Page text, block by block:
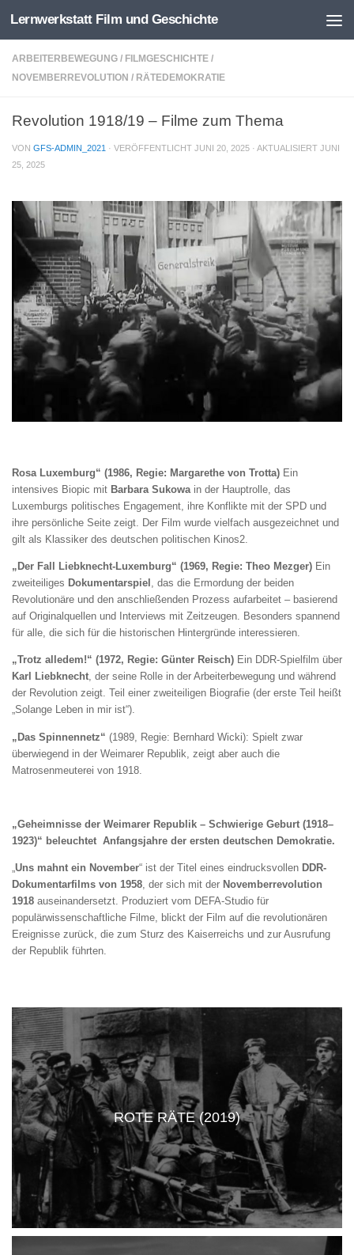
Zum Inhalt springen
Lernwerkstatt Film und Geschichte
ARBEITERBEWEGUNG / FILMGESCHICHTE /
NOVEMBERREVOLUTION / RÄTEDEMOKRATIE
Revolution 1918/19 – Filme zum Thema
VON GFS-ADMIN_2021 · VERÖFFENTLICHT JUNI 20, 2025 · AKTUALISIERT JUNI
25, 2025
Rosa Luxemburg“ (1986, Regie: Margarethe von Trotta) Ein
intensives Biopic mit Barbara Sukowain der Hauptrolle, das
Luxemburgs politisches Engagement, ihre Konflikte mit der SPD und
ihre persönliche Seite zeigt. Der Film wurde vielfach ausgezeichnet und
gilt als Klassiker des deutschen politischen Kinos2.
„Der Fall Liebknecht-Luxemburg“ (1969, Regie: Theo Mezger) Ein
zweiteiliges Dokumentarspiel , das die Ermordung der beiden
Revolutionäre und den anschließenden Prozess aufarbeitet – basierend
auf Originalquellen und Interviews mit Zeitzeugen. Besonders spannend
für alle, die sich für die historischen Hintergründe interessieren.
„Trotz alledem!“ (1972, Regie: Günter Reisch) Ein DDR-Spielfilm über
Karl Liebknecht, der seine Rolle in der Arbeiterbewegung und während
der Revolution zeigt. Teil einer zweiteiligen Biografie (der erste Teil heißt
„Solange Leben in mir ist“).
„Das Spinnennetz“ (1989, Regie: Bernhard Wicki): Spielt zwar
überwiegend in der Weimarer Republik, zeigt aber auch die
Matrosenmeuterei von 1918.
„Geheimnisse der Weimarer Republik – Schwierige Geburt (1918–
1923)“ beleuchtet Anfangsjahre der ersten deutschen Demokratie.
„Uns mahnt ein November“ ist der Titel eines eindrucksvollen DDR-
Dokumentarfilms von 1958, der sich mit der Novemberrevolution
1918 auseinandersetzt. Produziert vom DEFA-Studio für
populärwissenschaftliche Filme, blickt der Film auf die revolutionären
Ereignisse zurück, die zum Sturz des Kaiserreichs und zur Ausrufung
der Republik führten.
ROTE RÄTE (2019)